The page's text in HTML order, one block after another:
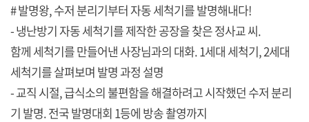
# 발명왕, 수저 분리기부터 자동 세척기를 발명해내다!
- 냉난방기 자동 세척기를 제작한 공장을 찾은 정사교 씨.
함께 세척기를 만들어낸 사장님과의 대화. 1세대 세척기, 2세대
세척기를 살펴보며 발명 과정 설명
- 교직 시절, 급식소의 불편함을 해결하려고 시작했던 수저 분리
기 발명. 전국 발명대회 1등에 방송 촬영까지